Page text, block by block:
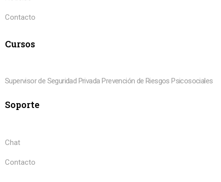
Contacto
Cursos
Supervisor de Seguridad Privada Prevención de Riesgos Psicosociales
Soporte
Chat
Contacto